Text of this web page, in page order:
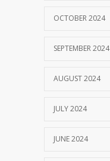
OCTOBER 2024
SEPTEMBER 2024
AUGUST 2024
JULY 2024
JUNE 2024